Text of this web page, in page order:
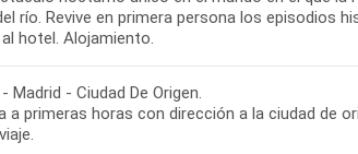
río. Revive en primera persona los episodios
Madrid - Ciudad De Origen.
a primeras horas con dirección a la ciudad de